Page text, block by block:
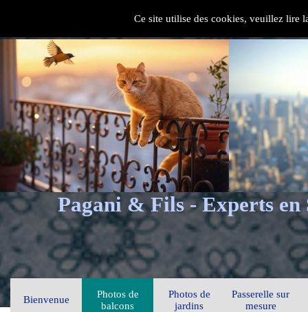
Ce site utilise des cookies, veuillez lire
Pagani & Fils - Experts en
Bienvenue
Photos de
balcons
Photos de
jardins
Passerelle sur
mesure